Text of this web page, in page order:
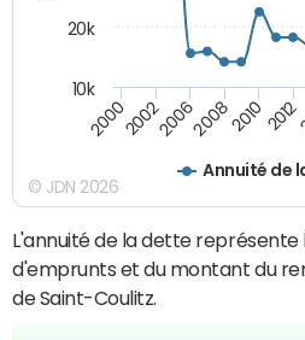
Annuité de
20002002200620082010 2012
10k
20k
© JDN 2026
L'annuité de la dette
d'emprunts et du montant du
de Saint-Coulitz.